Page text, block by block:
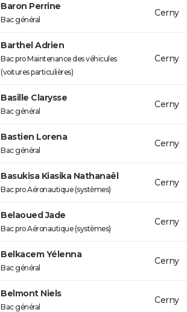
Baron Perrine
Bac général
Cerny
Barthel Adrien
Bac pro Maintenance des véhicules
(voitures particulières)
Cerny
Basille Clarysse
Bac général
Cerny
Bastien Lorena
Bac général
Cerny
Basukisa Kiasika Nathanaël
Bac pro Aéronautique (systèmes)
Cerny
Belaoued Jade
Bac pro Aéronautique (systèmes)
Cerny
Belkacem Yélenna
Bac général
Cerny
Belmont Niels
Bac général
Cerny